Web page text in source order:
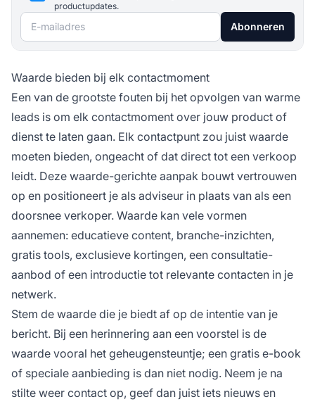
productupdates.
E-mailadres Abonneren
Waarde bieden bij elk contactmoment
Een van de grootste fouten bij het opvolgen van warme
leads is om elk contactmoment over jouw product of
dienst te laten gaan. Elk contactpunt zou juist waarde
moeten bieden, ongeacht of dat direct tot een verkoop
leidt. Deze waarde-gerichte aanpak bouwt vertrouwen
op en positioneert je als adviseur in plaats van als een
doorsnee verkoper. Waarde kan vele vormen
aannemen: educatieve content, branche-inzichten,
gratis tools, exclusieve kortingen, een consultatie-
aanbod of een introductie tot relevante contacten in je
netwerk.
Stem de waarde die je biedt af op de intentie van je
bericht. Bij een herinnering aan een voorstel is de
waarde vooral het geheugensteuntje; een gratis e-book
of speciale aanbieding is dan niet nodig. Neem je na
stilte weer contact op, geef dan juist iets nieuws en